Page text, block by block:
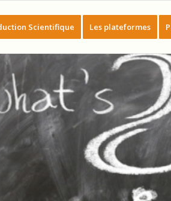
Scientifique Les plateformes